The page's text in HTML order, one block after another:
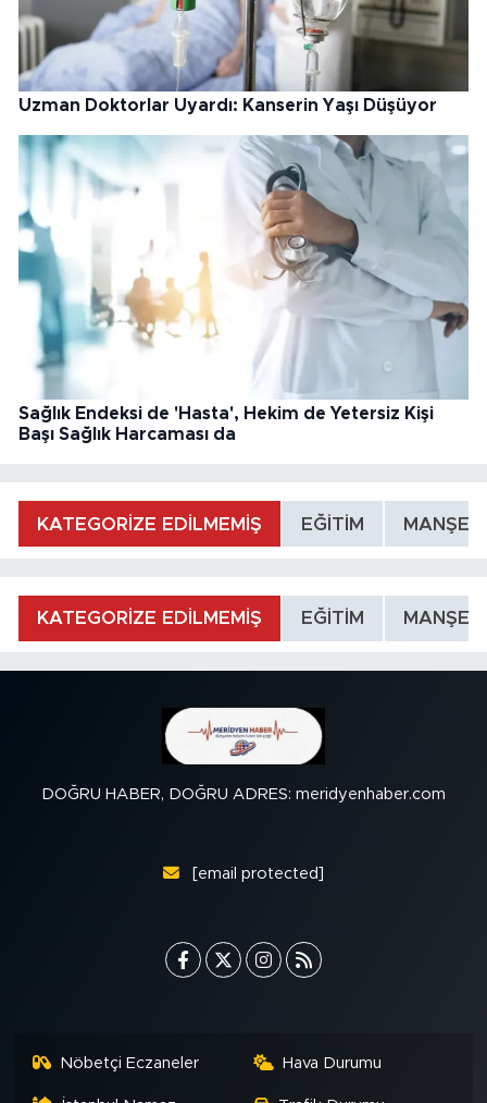
Uzman Doktorlar Uyardı: Kanserin Yaşı Düşüyor
Sağlık Endeksi de 'Hasta', Hekim de Yetersiz Kişi
Başı Sağlık Harcaması da
KATEGORİZE EDİLMEMİŞ EĞİTİM MANŞET
KATEGORİZE EDİLMEMİŞ EĞİTİM MANŞET
DOĞRU HABER, DOĞRU ADRES: meridyenhaber.com
[email protected]
Nöbetçi Eczaneler Hava Durumu